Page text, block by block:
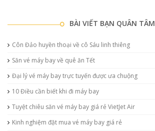
BÀI VIẾT BẠN QUÂN TÂM
Côn Đảo huyền thoại về cô Sáu linh thiêng
Săn vé máy bay về quê ăn Tết
Đại lý vé máy bay trực tuyến được ưa chuộng
10 Điều cần biết khi đi máy bay
Tuyệt chiêu săn vé máy bay giá rẻ VietJet Air
Kinh nghiệm đặt mua vé máy bay giá rẻ